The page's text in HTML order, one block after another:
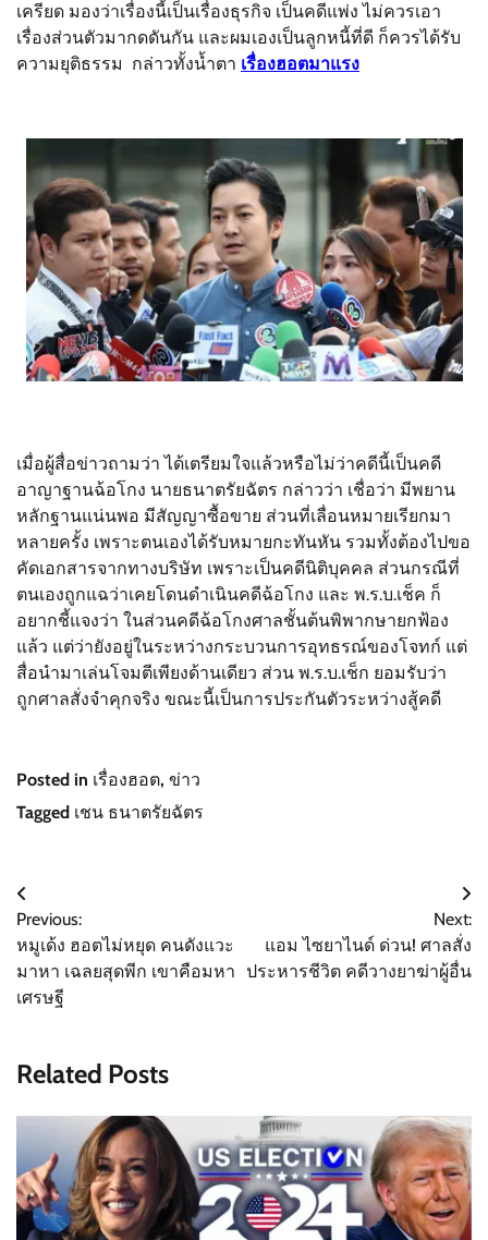
เครียด มองว่าเรื่องนี้เป็นเรื่องธุรกิจ เป็นคดีแพ่ง ไม่ควรเอา
เรื่องส่วนตัวมากดดันกัน และผมเองเป็นลูกหนี้ที่ดี ก็ควรได้รับ
ความยุติธรรม กล่าวทั้งน้ำตา เรื่องฮอตมาแรง
เมื่อผู้สื่อข่าวถามว่า ได้เตรียมใจแล้วหรือไม่ว่าคดีนี้เป็นคดี
อาญาฐานฉ้อโกง นายธนาตรัยฉัตร กล่าวว่า เชื่อว่า มีพยาน
หลักฐานแน่นพอ มีสัญญาซื้อขาย ส่วนที่เลื่อนหมายเรียกมา
หลายครั้ง เพราะตนเองได้รับหมายกะทันหัน รวมทั้งต้องไปขอ
คัดเอกสารจากทางบริษัท เพราะเป็นคดีนิติบุคคล ส่วนกรณีที่
ตนเองถูกแฉว่าเคยโดนดำเนินคดีฉ้อโกง และ พ.ร.บ.เช็ค ก็
อยากชี้แจงว่า ในส่วนคดีฉ้อโกงศาลชั้นต้นพิพากษายกฟ้อง
แล้ว แต่ว่ายังอยู่ในระหว่างกระบวนการอุทธรณ์ของโจทก์ แต่
สื่อนำมาเล่นโจมตีเพียงด้านเดียว ส่วน พ.ร.บ.เช็ก ยอมรับว่า
ถูกศาลสั่งจำคุกจริง ขณะนี้เป็นการประกันตัวระหว่างสู้คดี
Posted in เรื่องฮอต, ข่าว
Tagged เชน ธนาตรัยฉัตร
Post
navigation
Previous:
หมูเด้ง ฮอตไม่หยุด คนดังแวะ
มาหา เฉลยสุดพีก เขาคือมหา
เศรษฐี
Next:
แอม ไซยาไนด์ ด่วน! ศาลสั่ง
ประหารชีวิต คดีวางยาฆ่าผู้อื่น
Related Posts